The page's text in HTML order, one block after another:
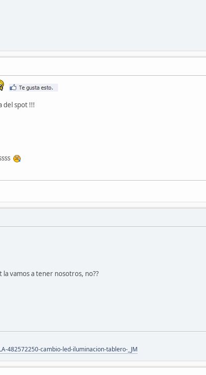
del spot !!!
vamos a tener nosotros, no??
482572250-cambio-led-iluminacion-tablero-_JM